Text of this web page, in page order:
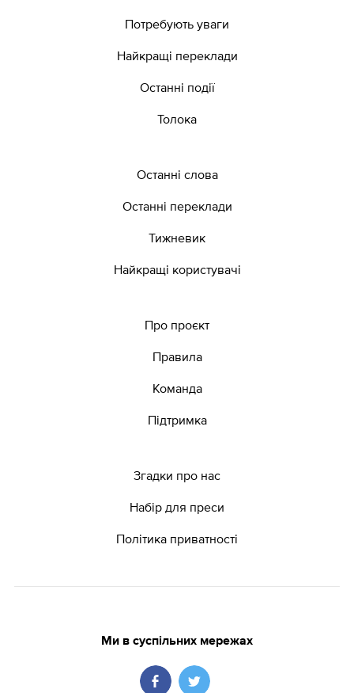
Потребують уваги
Найкращі переклади
Останні події
Толока
Останні слова
Останні переклади
Тижневик
Найкращі користувачі
Про проєкт
Правила
Команда
Підтримка
Згадки про нас
Набір для преси
Політика приватності
Ми в суспільних мережах